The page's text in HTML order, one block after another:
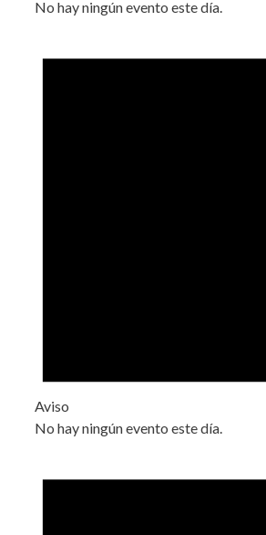
No hay ningún evento este día.
Aviso
No hay ningún evento este día.